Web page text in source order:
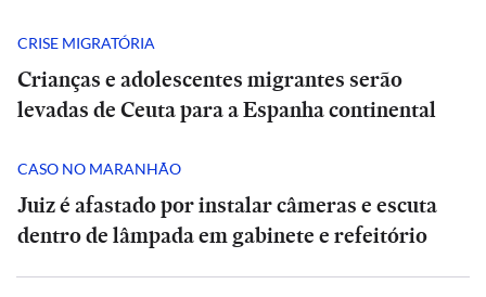
CRISE MIGRATÓRIA
Crianças e adolescentes migrantes serão
levadas de Ceuta para a Espanha continental
CASO NO MARANHÃO
Juiz é afastado por instalar câmeras e escuta
dentro de lâmpada em gabinete e refeitório